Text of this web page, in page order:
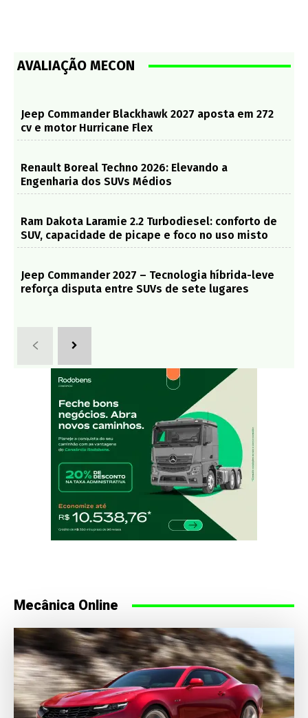
AVALIAÇÃO MECON
Jeep Commander Blackhawk 2027 aposta em 272
cv e motor Hurricane Flex
Renault Boreal Techno 2026: Elevando a
Engenharia dos SUVs Médios
Ram Dakota Laramie 2.2 Turbodiesel: conforto de
SUV, capacidade de picape e foco no uso misto
Jeep Commander 2027 – Tecnologia híbrida-leve
reforça disputa entre SUVs de sete lugares
Mecânica Online